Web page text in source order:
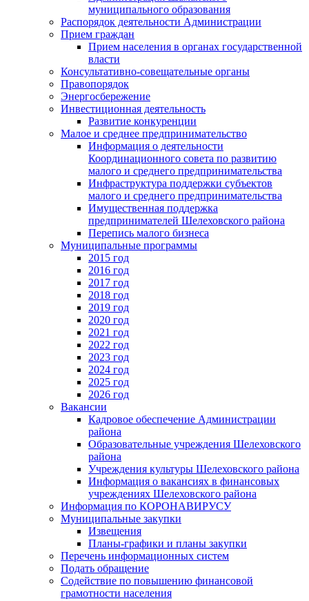
муниципального образования
Распорядок деятельности Администрации
Прием граждан
Прием населения в органах государственной
власти
Консультативно-совещательные органы
Правопорядок
Энергосбережение
Инвестиционная деятельность
Развитие конкуренции
Малое и среднее предпринимательство
Информация о деятельности
Координационного совета по развитию
малого и среднего предпринимательства
Инфраструктура поддержки субъектов
малого и среднего предпринимательства
Имущественная поддержка
предпринимателей Шелеховского района
Перепись малого бизнеса
Муниципальные программы
2015 год
2016 год
2017 год
2018 год
2019 год
2020 год
2021 год
2022 год
2023 год
2024 год
2025 год
2026 год
Вакансии
Кадровое обеспечение Администрации
района
Образовательные учреждения Шелеховского
района
Учреждения культуры Шелеховского района
Информация о вакансиях в финансовых
учреждениях Шелеховского района
Информация по КОРОНАВИРУСУ
Муниципальные закупки
Извещения
Планы-графики и планы закупки
Перечень информационных систем
Подать обращение
Содействие по повышению финансовой
грамотности населения